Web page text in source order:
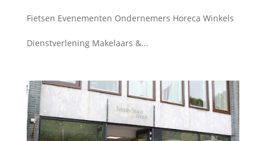
Fietsen Evenementen Ondernemers Horeca Winkels
Dienstverlening Makelaars &...